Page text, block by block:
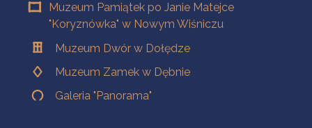
Muzeum Pamiątek po Janie Matejce
"Koryznówka" w Nowym Wiśniczu
Muzeum Dwór w Dołędze
Muzeum Zamek w Dębnie
Galeria "Panorama"